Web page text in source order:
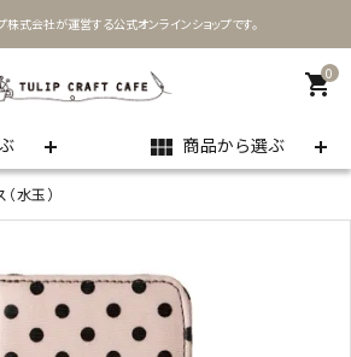
株式会社が運営する公式オンラインショップです。
0
shopping_cart
view_module 商品から選ぶ
person 新規会員登録
水玉）